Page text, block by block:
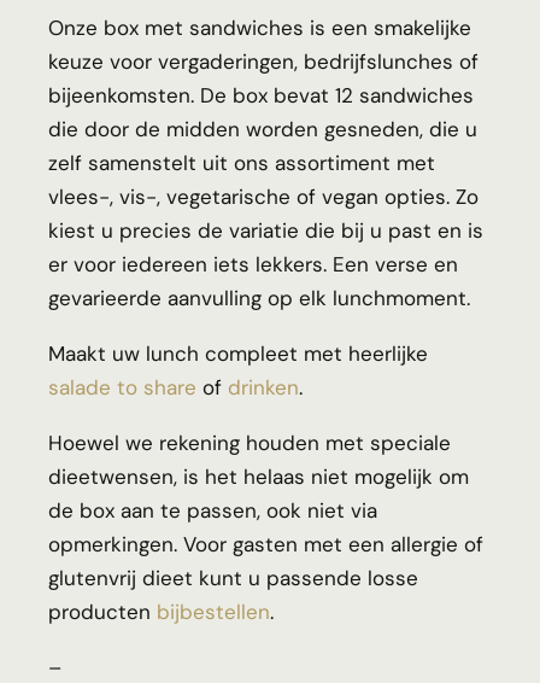
Onze box met sandwiches is een smakelijke
keuze voor vergaderingen, bedrijfslunches of
bijeenkomsten. De box bevat 12 sandwiches
die door de midden worden gesneden, die u
zelf samenstelt uit ons assortiment met
vlees-, vis-, vegetarische of vegan opties. Zo
kiest u precies de variatie die bij u past en is
er voor iedereen iets lekkers. Een verse en
gevarieerde aanvulling op elk lunchmoment.
Maakt uw lunch compleet met heerlijke
salade to share of drinken.
Hoewel we rekening houden met speciale
dieetwensen, is het helaas niet mogelijk om
de box aan te passen, ook niet via
opmerkingen. Voor gasten met een allergie of
glutenvrij dieet kunt u passende losse
producten bijbestellen.
–